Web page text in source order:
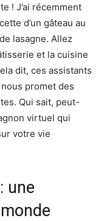
! J’ai récemment
d’un gâteau au
lasagne. Allez
et la cuisine
dit, ces assistants
promet des
Qui sait, peut-
virtuel qui
votre vie
une